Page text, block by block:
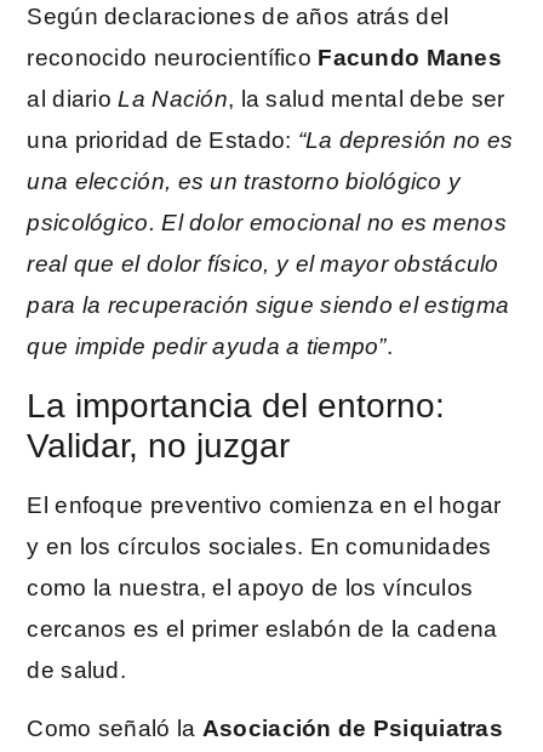
Según declaraciones de años atrás del
reconocido neurocientífico Facundo Manes
al diarioLa Nación, la salud mental debe ser
una prioridad de Estado: “La depresión no es
una elección, es un trastorno biológico y
psicológico. El dolor emocional no es menos
real que el dolor físico, y el mayor obstáculo
para la recuperación sigue siendo el estigma
que impide pedir ayuda a tiempo”.
La importancia del entorno:
Validar, no juzgar
El enfoque preventivo comienza en el hogar
y en los círculos sociales. En comunidades
como la nuestra, el apoyo de los vínculos
cercanos es el primer eslabón de la cadena
de salud.
Como señaló la Asociación de Psiquiatras